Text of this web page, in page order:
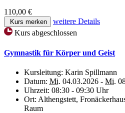
110,00 €
Kurs merken
weitere Details
Kurs abgeschlossen
Gymnastik für Körper und Geist
Kursleitung: Karin Spillmann
Datum: Mi. 04.03.2026 - Mi.
Uhrzeit: 08:30 - 09:30 Uhr
Ort: Althengstett,
Raum